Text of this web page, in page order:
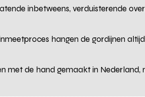
inbetweens, verduisterende
hangen de gordijnen
met de hand gemaakt in